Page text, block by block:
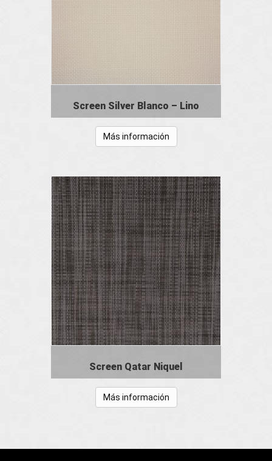
Screen Silver Blanco – Lino
Más información
Screen Qatar Niquel
Más información